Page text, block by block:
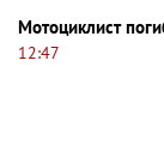
Мотоциклист
12:47